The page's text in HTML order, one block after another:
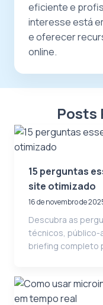
eficiente e
interesse está
e oferecer
online.
Posts
15 perguntas
site otimizado
16 de novembro de
Descubra as
técnicos, público-
briefing completo